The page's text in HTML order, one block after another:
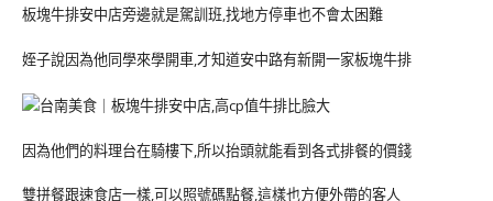
板塊牛排安中店旁邊就是駕訓班,找地方停車也不會太困難
姪子說因為他同學來學開車,才知道安中路有新開一家板塊牛排
因為他們的料理台在騎樓下,所以抬頭就能看到各式排餐的價錢
雙拼餐跟速食店一樣,可以照號碼點餐,這樣也方便外帶的客人